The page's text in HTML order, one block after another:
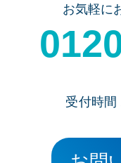
お気軽に
受付時